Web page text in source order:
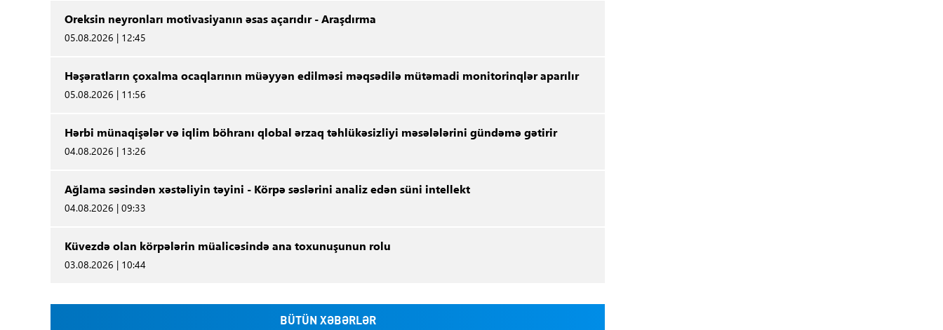
Oreksin neyronları motivasiyanın əsas açarıdır - Araşdırma
05.08.2026 | 12:45
Həşəratların çoxalma ocaqlarının müəyyən edilməsi məqsədilə mütəmadi monitorinqlər aparılır
05.08.2026 | 11:56
Hərbi münaqişələr və iqlim böhranı qlobal ərzaq təhlükəsizliyi məsələlərini gündəmə gətirir
04.08.2026 | 13:26
Ağlama səsindən xəstəliyin təyini - Körpə səslərini analiz edən süni intellekt
04.08.2026 | 09:33
Küvezdə olan körpələrin müalicəsində ana toxunuşunun rolu
03.08.2026 | 10:44
BÜTÜN XƏBƏRLƏR